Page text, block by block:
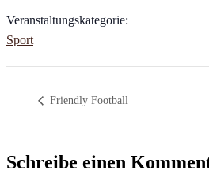
Veranstaltungskategorie:
Sport
Friendly Football
Schreibe einen